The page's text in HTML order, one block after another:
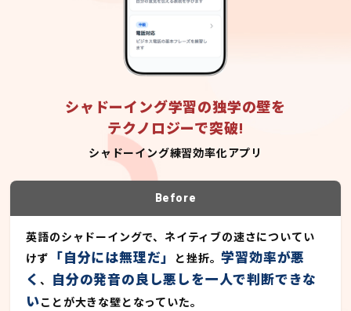
シャドーイング学習の独学の壁を
テクノロジーで突破!
シャドーイング練習効率化アプリ
Before
英語のシャドーイングで、ネイティブの速さについてい
けず
「自分には無理だ」 と挫折。学習効率が悪
く、
自分の発音の良し悪しを一人で判断できな
いことが大きな壁となっていた。